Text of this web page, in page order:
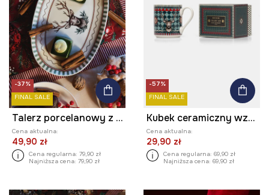
-37%
FINAL SALE
Talerz porcelanowy z ozdobnym wzorem
Cena aktualna:
49,90 zł
Cena regularna: 79,90 zł
Najniższa cena: 79,90 zł
-57%
FINAL SALE
Kubek ceramiczny wzorzysty 390 ml
Cena aktualna:
29,90 zł
Cena regularna: 69,90 zł
Najniższa cena: 69,90 zł